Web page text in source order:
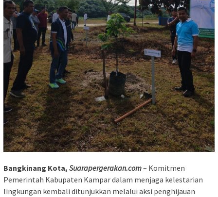
Bangkinang Kota, Suarapergerakan.com– Komitmen
Pemerintah Kabupaten Kampar dalam menjaga kelestarian
lingkungan kembali ditunjukkan melalui aksi penghijauan